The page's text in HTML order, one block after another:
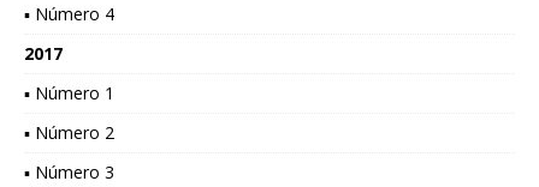
▪ Número 4
2017
▪ Número 1
▪ Número 2
▪ Número 3